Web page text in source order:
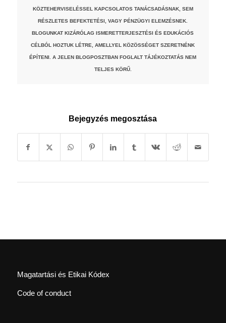
KÖZTEHERVISELÉSSEL KAPCSOLATOS TANÁCSADÁSNAK, SEM
RÉSZLETES BEFEKTETÉSI, VAGY PÉNZÜGYI ELEMZÉSNEK.
BLOGUNKAT KIZÁRÓLAG ISMERETTERJESZTÉSI ÉS EDUKÁCIÓS
CÉLBÓL HOZTUK LÉTRE, AMELLYEL KÖZÖSSÉGET SZERETNÉNK
ÉPÍTENI. A JELEN BLOGPOSZTBAN FOGLALT TÁJÉKOZTATÁS NEM
TELJES KÖRŰ.
Bejegyzés megosztása
Magatartási és Etikai Kódex
Code of conduct